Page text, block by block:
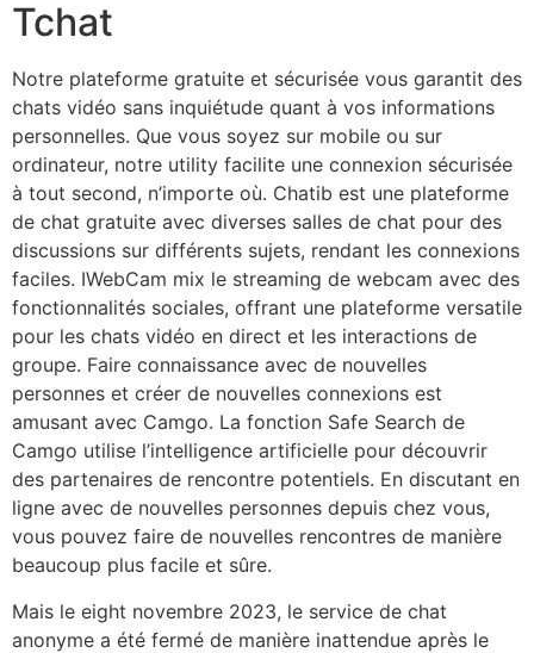
Tchat
Notre plateforme gratuite et sécurisée vous garantit des
chats vidéo sans inquiétude quant à vos informations
personnelles. Que vous soyez sur mobile ou sur
ordinateur, notre utility facilite une connexion sécurisée
à tout second, n’importe où. Chatib est une plateforme
de chat gratuite avec diverses salles de chat pour des
discussions sur différents sujets, rendant les connexions
faciles. IWebCam mix le streaming de webcam avec des
fonctionnalités sociales, offrant une plateforme versatile
pour les chats vidéo en direct et les interactions de
groupe. Faire connaissance avec de nouvelles
personnes et créer de nouvelles connexions est
amusant avec Camgo. La fonction Safe Search de
Camgo utilise l’intelligence artificielle pour découvrir
des partenaires de rencontre potentiels. En discutant en
ligne avec de nouvelles personnes depuis chez vous,
vous pouvez faire de nouvelles rencontres de manière
beaucoup plus facile et sûre.
Mais le eight novembre 2023, le service de chat
anonyme a été fermé de manière inattendue après le